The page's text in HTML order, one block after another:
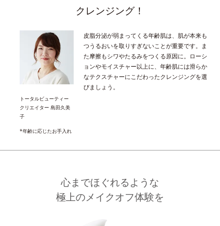
トータルビューティー
クリエイター 島田久美
子
クレンジング！
皮脂分泌が弱まってくる年齢肌は、肌が本来も
つうるおいを取りすぎないことが重要です。ま
た摩擦もシワやたるみをつくる原因に。ローシ
ョンやモイスチャー以上に、年齢肌には滑らか
なテクスチャーにこだわったクレンジングを選
びましょう。
*年齢に応じたお手入れ
心までほぐれるような
極上のメイクオフ体験を